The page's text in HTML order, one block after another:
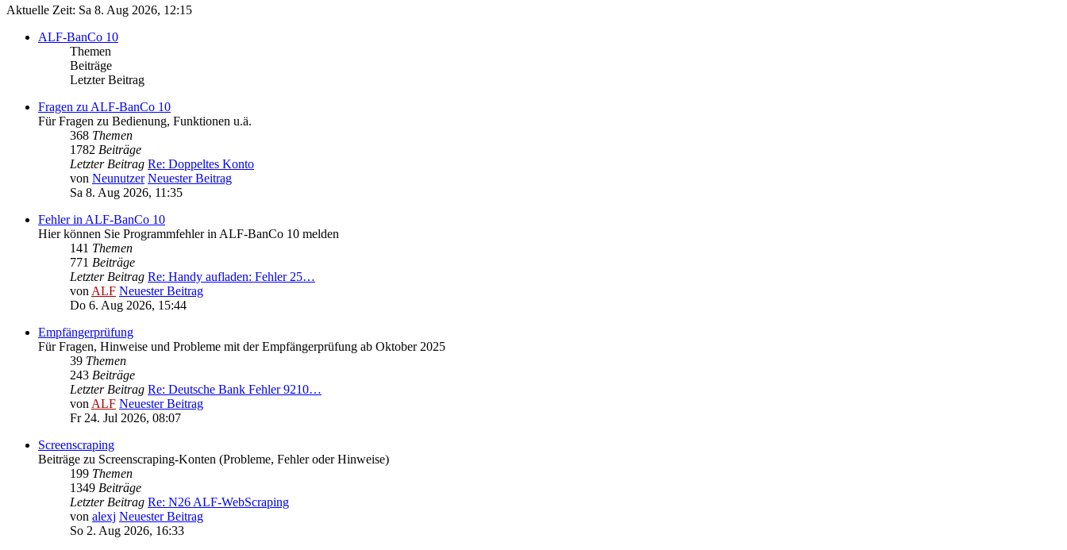
Aktuelle Zeit: Sa 8. Aug 2026, 12:15
ALF-BanCo 10
Themen
Beiträge
Letzter Beitrag
Fragen zu ALF-BanCo 10
Für Fragen zu Bedienung, Funktionen u.ä.
368 Themen
1782 Beiträge
Letzter Beitrag Re: Doppeltes Konto
von Neunutzer Neuester Beitrag
Sa 8. Aug 2026, 11:35
Fehler in ALF-BanCo 10
Hier können Sie Programmfehler in ALF-BanCo 10 melden
141 Themen
771 Beiträge
Letzter Beitrag Re: Handy aufladen: Fehler 25…
vonALF Neuester Beitrag
Do 6. Aug 2026, 15:44
Empfängerprüfung
Für Fragen, Hinweise und Probleme mit der Empfängerprüfung ab Oktober 2025
39 Themen
243 Beiträge
Letzter Beitrag Re: Deutsche Bank Fehler 9210…
vonALF Neuester Beitrag
Fr 24. Jul 2026, 08:07
Screenscraping
Beiträge zu Screenscraping-Konten (Probleme, Fehler oder Hinweise)
199 Themen
1349 Beiträge
Letzter Beitrag Re: N26 ALF-WebScraping
von alexj Neuester Beitrag
So 2. Aug 2026, 16:33